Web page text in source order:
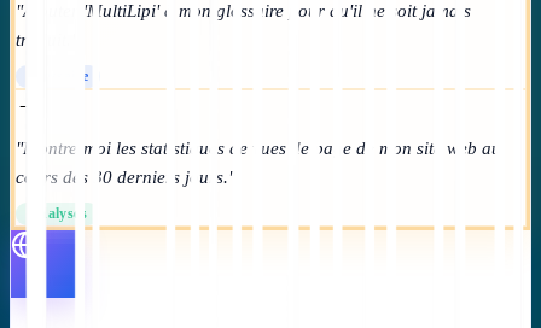
"Ajouter 'MultiLipi' à mon glossaire pour qu'il ne soit jamais
traduit."
Glossaire
→
"Montre-moi les statistiques de vues de page de mon site web au
cours des 30 derniers jours."
Analyses